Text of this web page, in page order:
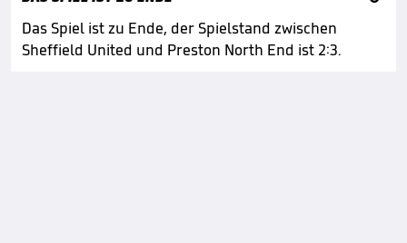
Das Spiel ist zu Ende, der Spielstand zwischen
Sheffield United und Preston North End ist 2:3.